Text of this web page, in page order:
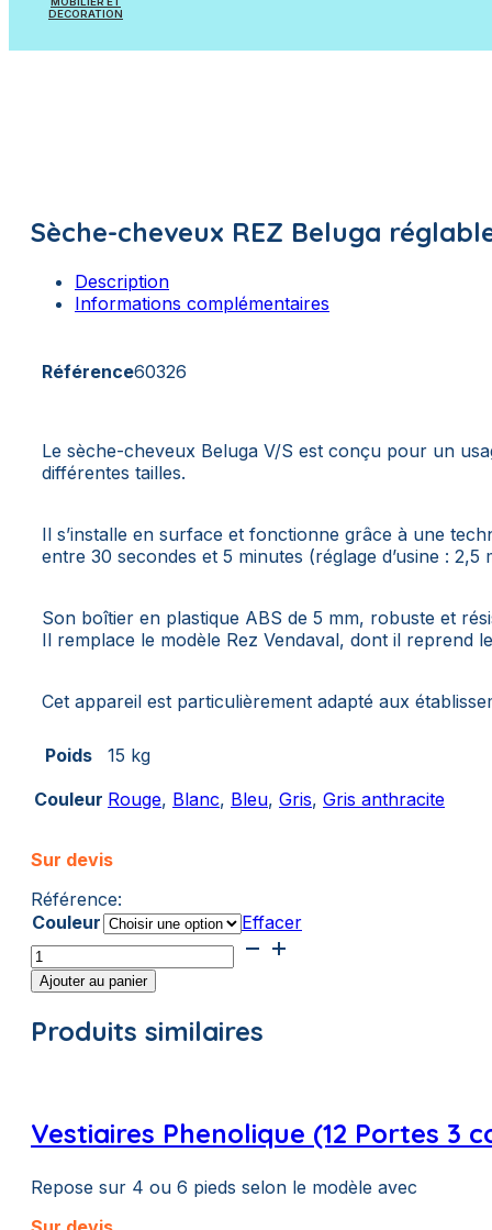
Pièces à sceller
DECORATION
Sèche-cheveux REZ Beluga
Description
Informations complémentaires
Référence60326
Le sèche-cheveux Beluga V/S est conçu pour un
différentes tailles.
Il s’installe en surface et fonctionne grâce à une
entre 30 secondes et 5 minutes (réglage d’usine : 2,5
Son boîtier en plastique ABS de 5 mm, robuste et
Il remplace le modèle Rez Vendaval, dont il reprend
Cet appareil est particulièrement adapté aux
Poids
15 kg
Couleur Rouge, Blanc, Bleu, Gris, Gris anthracite
Sur devis
Référence:
Couleur
Effacer
quantité
de
Sèche-
REZ
miroir
Ajouter au panier
Produits similaires
Vestiaires Phenolique (12 Portes 3
Repose sur 4 ou 6 pieds selon le modèle avec